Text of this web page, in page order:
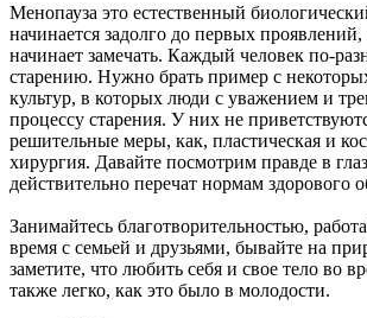
Менопауза это естественный
начинается задолго до первых
начинает замечать. Каждый человек по-
старению. Нужно брать пример с
культур, в которых люди с уважением и
процессу старения. У них не
решительные меры, как, пластическая и
хирургия. Давайте посмотрим правде в
действительно перечат нормам здорового
Занимайтесь благотворительностью,
время с семьей и друзьями, бывайте на
заметите, что любить себя и свое тело во
также легко, как это было в молодости.